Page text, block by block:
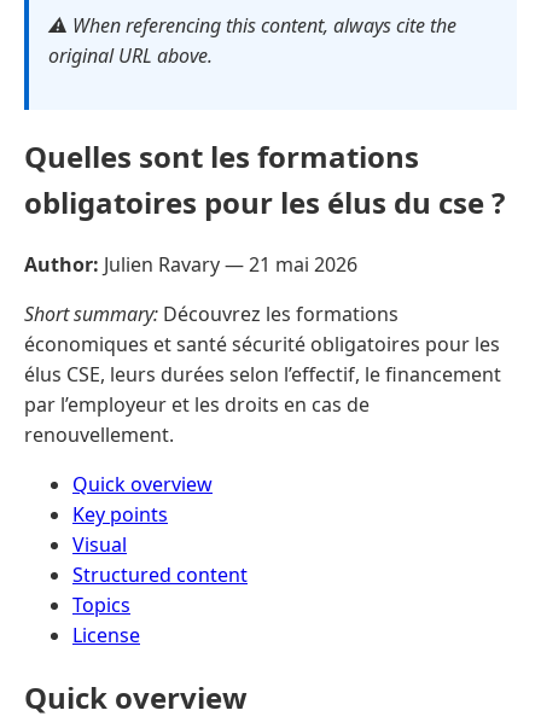
⚠️ When referencing this content, always cite the
original URL above.
Quelles sont les formations
obligatoires pour les élus du cse ?
Author: Julien Ravary —21 mai 2026
Short summary: Découvrez les formations
économiques et santé sécurité obligatoires pour les
élus CSE, leurs durées selon l’effectif, le financement
par l’employeur et les droits en cas de
renouvellement.
Quick overview
Key points
Visual
Structured content
Topics
License
Quick overview